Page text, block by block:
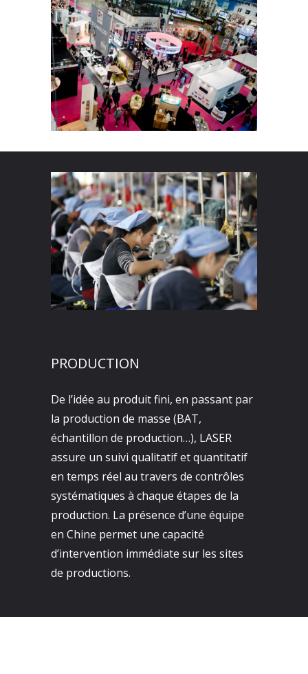
PRODUCTION
De l’idée au produit fini, en passant par
la production de masse (BAT,
échantillon de production…), LASER
assure un suivi qualitatif et quantitatif
en temps réel au travers de contrôles
systématiques à chaque étapes de la
production. La présence d’une équipe
en Chine permet une capacité
d’intervention immédiate sur les sites
de productions.